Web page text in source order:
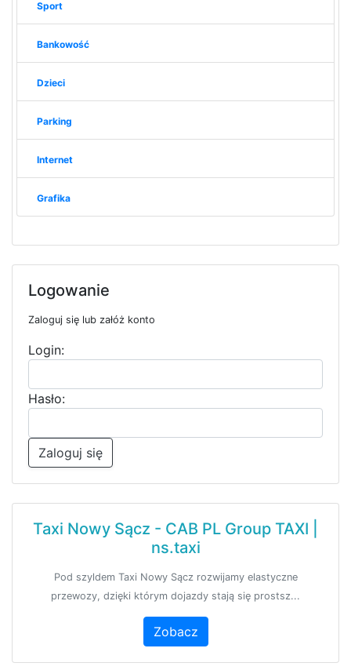
Sport
Bankowość
Dzieci
Parking
Internet
Grafika
Logowanie
Zaloguj się lub załóż konto
Login:
Hasło:
Zaloguj się
Taxi Nowy Sącz - CAB PL Group TAXI |
ns.taxi
Pod szyldem Taxi Nowy Sącz rozwijamy elastyczne
przewozy, dzięki którym dojazdy stają się prostsz...
Zobacz